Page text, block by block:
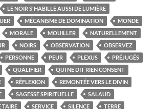
LE NOIR S'HABILLE AUSSI DE LUMIÈRE
MÉCANISME DE DOMINATION
MONDE
MORALE MOUILLER
NATURELLEMENT
NOIRS OBSERVATION
OBSERVEZ
PERSONNE PEUR PLEXUS
PRÉJUGÉS
QUALIFIER
QUI NE DIT RIEN CONSENT
RÉFLEXION
REMONTÉE VERS LE DIVIN
SAGESSE SPIRITUELLE
SALAUD
TAIRE SERVICE SILENCE
TERRE